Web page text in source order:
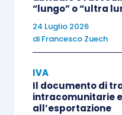
salvaguardare in
sostanziale,
Sul punto la
“lungo” o “ultra
24 Luglio 2026
di Francesco Zuech
IVA
Il documento di
intracomunitarie
all’esportazione